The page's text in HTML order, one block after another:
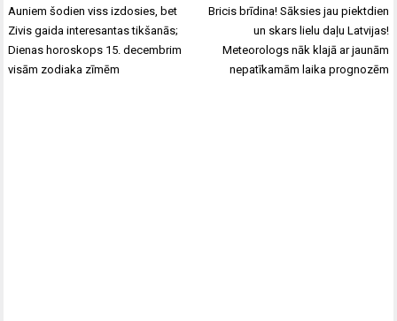
Auniem šodien viss izdosies, bet
Zivis gaida interesantas tikšanās;
Dienas horoskops 15. decembrim
visām zodiaka zīmēm
Bricis brīdina! Sāksies jau piektdien
un skars lielu daļu Latvijas!
Meteorologs nāk klajā ar jaunām
nepatīkamām laika prognozēm